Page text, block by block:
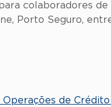
colaboradores
Porto Seguro,
Operações de